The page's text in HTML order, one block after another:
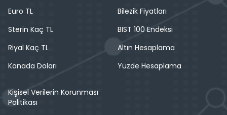
Euro TL
Sterin Kaç TL
Riyal Kaç TL
Kanada Doları
Bilezik Fiyatları
BIST 100 Endeksi
Altın Hesaplama
Yüzde Hesaplama
Kişisel Verilerin Korunması
Politikası